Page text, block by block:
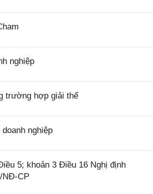
nghiệp
trường hợp giải thể
nghiệp
5; khoản 3 Điều 16 Nghị định
NĐ-CP